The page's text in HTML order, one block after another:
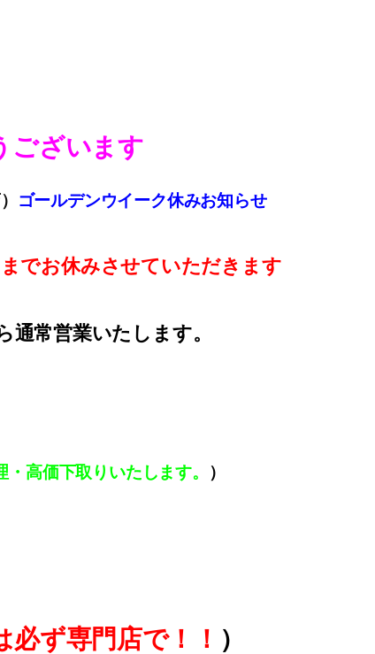
ございます
ゴールデンウイーク休みお知らせ
でお休みさせていただきます
通常営業いたします。
高価下取りいたします。 ）
必ず専門店で！！ ）